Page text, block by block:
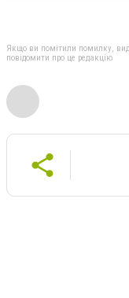
Якщо ви помітили помилку,
повідомити про це редакцію